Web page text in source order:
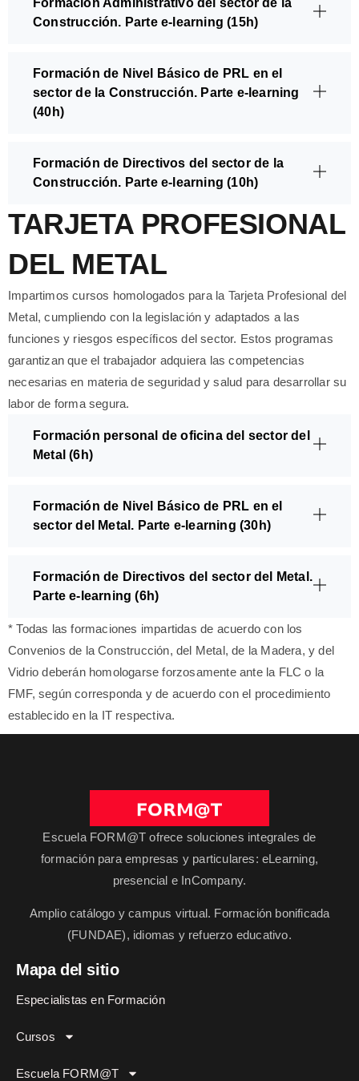
Construcción. Parte e-learning (15h)
Formación de Nivel Básico de PRL en el
sector de la Construcción. Parte e-learning
(40h)
Formación de Directivos del sector de la
Construcción. Parte e-learning (10h)
TARJETA PROFESIONAL
DEL METAL
Impartimos cursos homologados para la Tarjeta Profesional del
Metal, cumpliendo con la legislación y adaptados a las
funciones y riesgos específicos del sector. Estos programas
garantizan que el trabajador adquiera las competencias
necesarias en materia de seguridad y salud para desarrollar su
labor de forma segura.
Formación personal de oficina del sector del
Metal (6h)
Formación de Nivel Básico de PRL en el
sector del Metal. Parte e-learning (30h)
Formación de Directivos del sector del Metal.
Parte e-learning (6h)
* Todas las formaciones impartidas de acuerdo con los
Convenios de la Construcción, del Metal, de la Madera, y del
Vidrio deberán homologarse forzosamente ante la FLC o la
FMF, según corresponda y de acuerdo con el procedimiento
establecido en la IT respectiva.
Escuela FORM@T ofrece soluciones integrales de
formación para empresas y particulares: eLearning,
presencial e InCompany.
Amplio catálogo y campus virtual. Formación bonificada
(FUNDAE), idiomas y refuerzo educativo.
Mapa del sitio
Especialistas en Formación
Cursos
Escuela FORM@T